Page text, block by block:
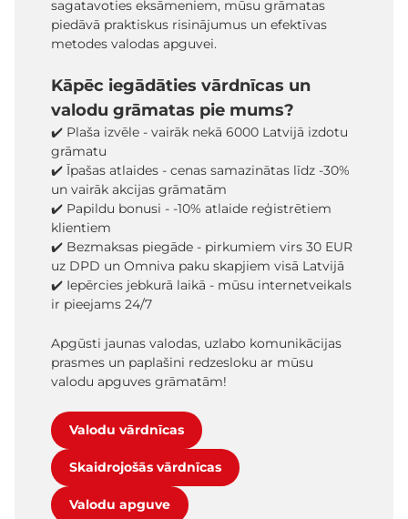
sagatavoties eksāmeniem, mūsu grāmatas
piedāvā praktiskus risinājumus un efektīvas
metodes valodas apguvei.
Kāpēc iegādāties vārdnīcas un
valodu grāmatas pie mums?
✔️ Plaša izvēle - vairāk nekā 6000 Latvijā izdotu
grāmatu
✔️ Īpašas atlaides - cenas samazinātas līdz -30%
un vairāk akcijas grāmatām
✔️ Papildu bonusi - -10% atlaide reģistrētiem
klientiem
✔️ Bezmaksas piegāde - pirkumiem virs 30 EUR
uz DPD un Omniva paku skapjiem visā Latvijā
✔️ Iepērcies jebkurā laikā - mūsu internetveikals
ir pieejams 24/7
Apgūsti jaunas valodas, uzlabo komunikācijas
prasmes un paplašini redzesloku ar mūsu
valodu apguves grāmatām!
Valodu vārdnīcas
Skaidrojošās vārdnīcas
Valodu apguve